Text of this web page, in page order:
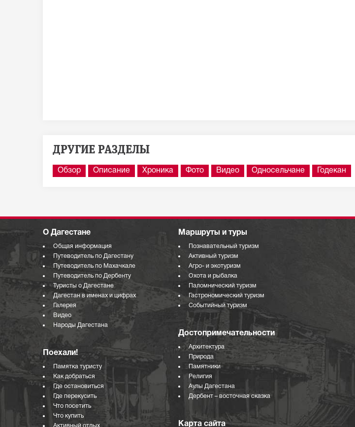
ДРУГИЕ РАЗДЕЛЫ
Обзор Описание Хроника Фото Видео Односельчане Годекан
О Дагестане
Общая информация
Путеводитель по Дагестану
Путеводитель по Махачкале
Путеводитель по Дербенту
Туристы о Дагестане
Дагестан в именах и цифрах
Галерея
Видео
Народы Дагестана
Поехали!
Памятка туристу
Как добраться
Где остановиться
Где перекусить
Что посетить
Что купить
Активный отдых
Маршруты и туры
Познавательный туризм
Активный туризм
Агро- и экотуризм
Охота и рыбалка
Паломнический туризм
Гастрономический туризм
Событийный туризм
Достопримечательности
Архитектура
Природа
Памятники
Религия
Аулы Дагестана
Дербент – восточная сказка
Карта сайта